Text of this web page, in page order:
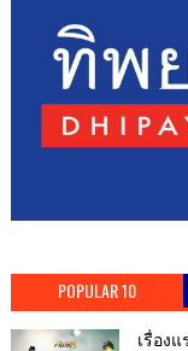
POPULAR 10
เรื่อง